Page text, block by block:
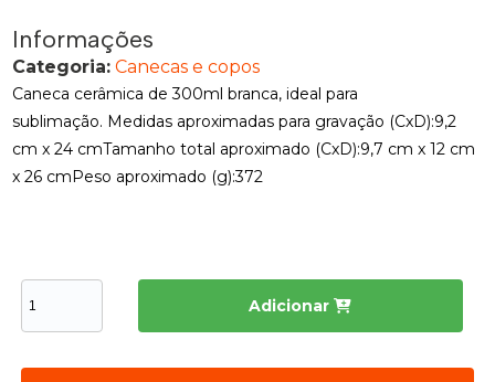
Informações
Categoria: Canecas e copos
Caneca cerâmica de 300ml branca, ideal para
sublimação. Medidas aproximadas para gravação (CxD):9,2
cm x 24 cmTamanho total aproximado (CxD):9,7 cm x 12 cm
x 26 cmPeso aproximado (g):372
Adicionar